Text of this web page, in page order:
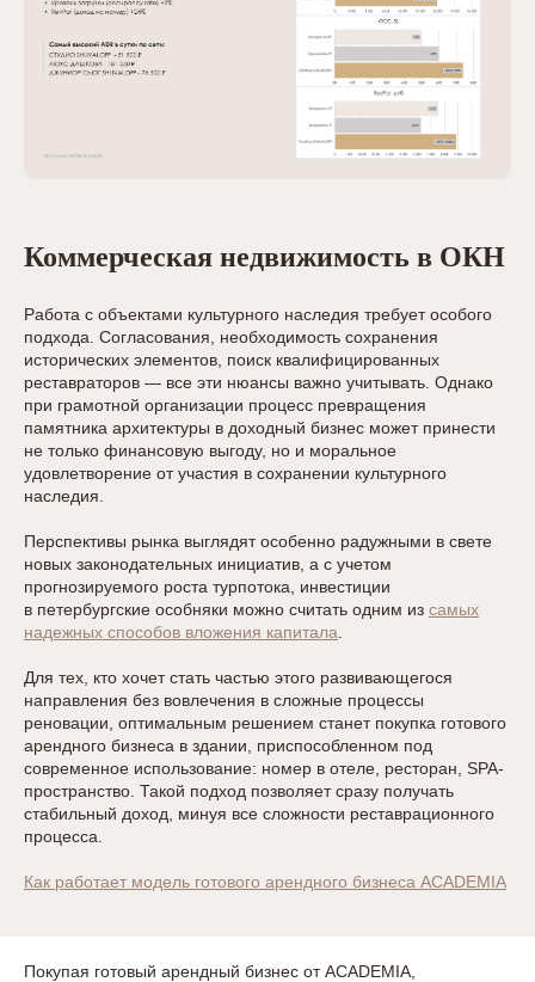
Коммерческая недвижимость в ОКН
Работа с объектами культурного наследия требует особого
подхода. Согласования, необходимость сохранения
исторических элементов, поиск квалифицированных
реставраторов — все эти нюансы важно учитывать. Однако
при грамотной организации процесс превращения
памятника архитектуры в доходный бизнес может принести
не только финансовую выгоду, но и моральное
удовлетворение от участия в сохранении культурного
наследия.
Перспективы рынка выглядят особенно радужными в свете
новых законодательных инициатив, а с учетом
прогнозируемого роста турпотока, инвестиции
в петербургские особняки можно считать одним из самых
надежных способов вложения капитала
Для тех, кто хочет стать частью этого развивающегося
направления без вовлечения в сложные процессы
реновации, оптимальным решением станет покупка готового
арендного бизнеса в здании, приспособленном под
современное использование: номер в отеле, ресторан, SPA-
пространство. Такой подход позволяет сразу получать
стабильный доход, минуя все сложности реставрационного
процесса.
Как работает модель готового арендного бизнеса ACADEMIA
Покупая готовый арендный бизнес от ACADEMIA,